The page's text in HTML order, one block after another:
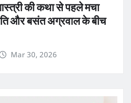
की कथा से पहले मचा
और बसंत अग्रवाल के बीच
Mar 30, 2026